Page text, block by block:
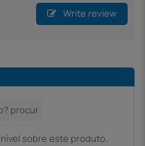
Write review
sobre este produto.